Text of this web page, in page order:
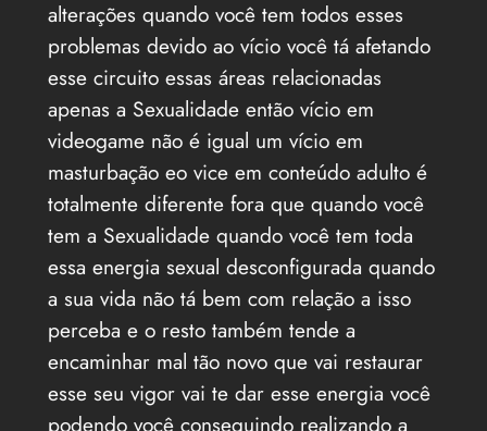
alterações quando você tem todos esses
problemas devido ao vício você tá afetando
esse circuito essas áreas relacionadas
apenas a Sexualidade então vício em
videogame não é igual um vício em
masturbação eo vice em conteúdo adulto é
totalmente diferente fora que quando você
tem a Sexualidade quando você tem toda
essa energia sexual desconfigurada quando
a sua vida não tá bem com relação a isso
perceba e o resto também tende a
encaminhar mal tão novo que vai restaurar
esse seu vigor vai te dar esse energia você
podendo você conseguindo realizando a